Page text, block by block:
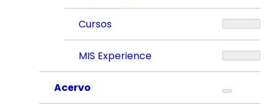
Cursos
MIS Experience
Acervo